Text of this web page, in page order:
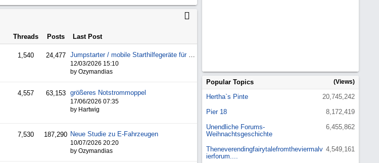
Threads Posts Last Post
1,540 24,477 Jumpstarter / mobile Starthilfegeräte für Diesel
12/03/2026 15:10
by Ozymandias
4,557 63,153 größeres Notstrommoppel
17/06/2026 07:35
by Hartwig
7,530 187,290 Neue Studie zu E-Fahrzeugen
10/07/2026 20:20
by Ozymandias
Popular Topics (Views)
20,745,242
Hertha`s Pinte
8,172,419
Pier 18
6,455,862
Unendliche Forums-
Weihnachtsgeschichte
4,549,161
Theneverendingfairytalefromtheviermalv
ierforum....